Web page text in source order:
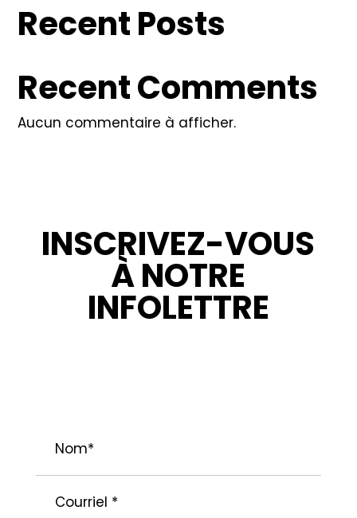
Recent Posts
Recent Comments
Aucun commentaire à afficher.
INSCRIVEZ-VOUS
À NOTRE
INFOLETTRE